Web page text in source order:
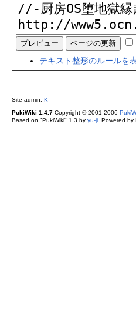
テキスト整形のルールを
Site admin: K
PukiWiki 1.4.7Copyright © 2001-2006
Based on "PukiWiki" 1.3 by yu-ji. Powered by